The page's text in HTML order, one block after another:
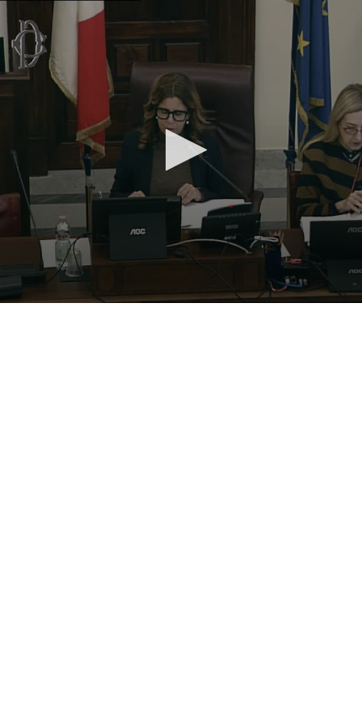
Vai al contenuto principale
WebTV Camera dei Deputati
Vai al menu di navigazione
Contenuto
Fine contenuto
Vai al contenuto principale Vai al menu di navigazione